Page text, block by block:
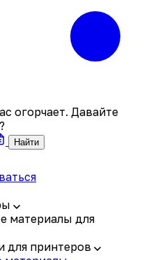
огорчает. Давайте
Найти
материалы для
для принтеров